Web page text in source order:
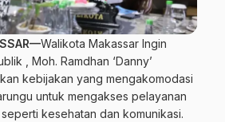
Walikota Makassar Ingin
, Moh. Ramdhan ‘Danny’
kebijakan yang mengakomodasi
untuk mengakses pelayanan
kesehatan dan komunikasi.